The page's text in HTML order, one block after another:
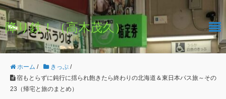
降り鉄！（高木茂久）
ホーム / きっぷ /
宿もとらずに鈍行に揺られ飽きたら終わりの北海道＆東日本パス旅～その
23（帰宅と旅のまとめ）